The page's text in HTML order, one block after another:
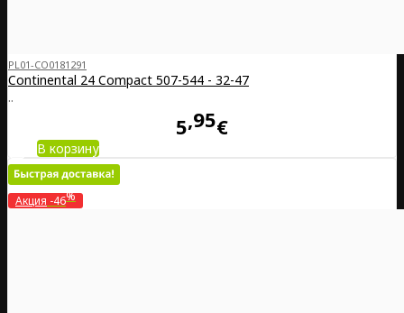
PL01-CO0181291
Continental 24 Compact 507-544 - 32-47
..
5 95€
В корзину
Акция -46%